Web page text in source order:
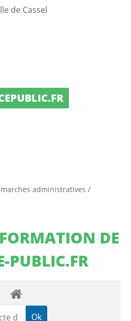
administratives /
DE
PUBLIC.FR